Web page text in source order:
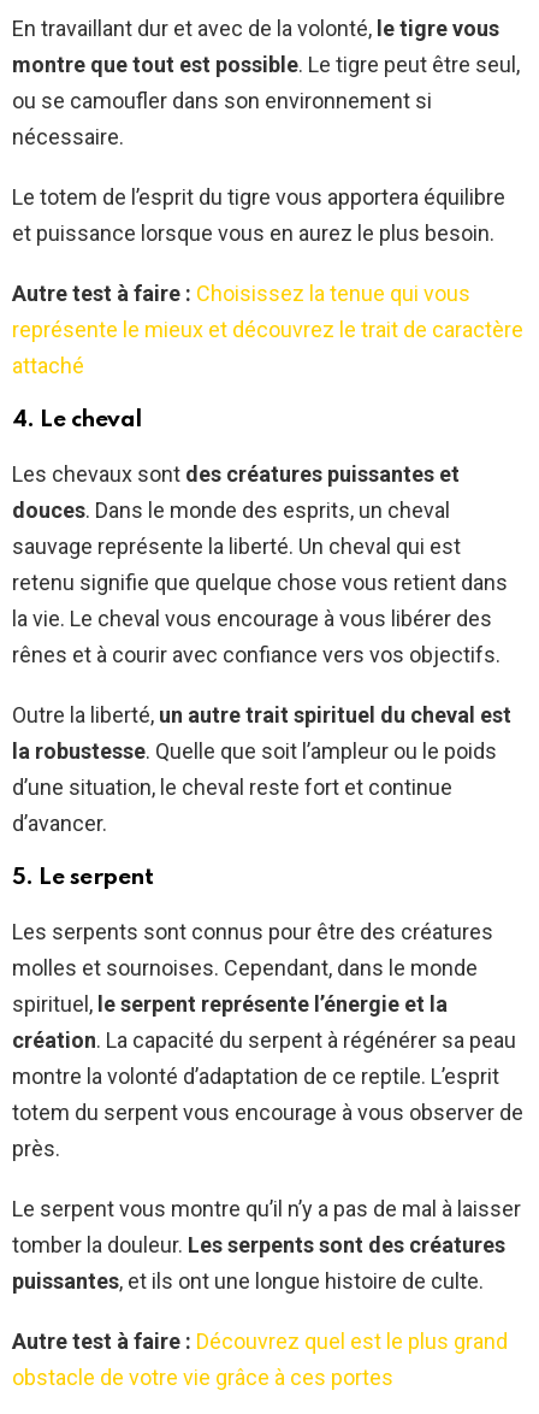
En travaillant dur et avec de la volonté, le tigre vous
montre que tout est possible. Le tigre peut être seul,
ou se camoufler dans son environnement si
nécessaire.
Le totem de l’esprit du tigre vous apportera équilibre
et puissance lorsque vous en aurez le plus besoin.
Autre test à faire : Choisissez la tenue qui vous
représente le mieux et découvrez le trait de caractère
attaché
4. Le cheval
Les chevaux sont des créatures puissantes et
douces. Dans le monde des esprits, un cheval
sauvage représente la liberté. Un cheval qui est
retenu signifie que quelque chose vous retient dans
la vie. Le cheval vous encourage à vous libérer des
rênes et à courir avec confiance vers vos objectifs.
Outre la liberté, un autre trait spirituel du cheval est
la robustesse. Quelle que soit l’ampleur ou le poids
d’une situation, le cheval reste fort et continue
d’avancer.
5. Le serpent
Les serpents sont connus pour être des créatures
molles et sournoises. Cependant, dans le monde
spirituel, le serpent représente l’énergie et la
création. La capacité du serpent à régénérer sa peau
montre la volonté d’adaptation de ce reptile. L’esprit
totem du serpent vous encourage à vous observer de
près.
Le serpent vous montre qu’il n’y a pas de mal à laisser
tomber la douleur. Les serpents sont des créatures
puissantes, et ils ont une longue histoire de culte.
Autre test à faire : Découvrez quel est le plus grand
obstacle de votre vie grâce à ces portes